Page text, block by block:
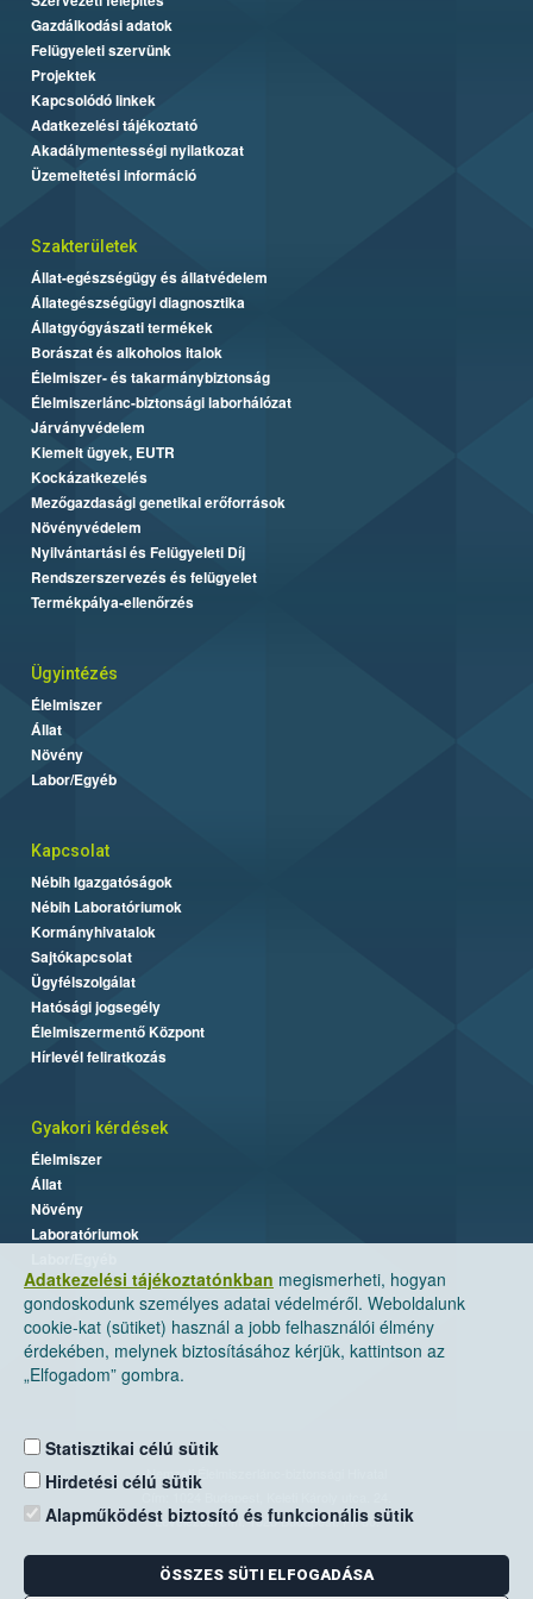
Adatkezelési tájékoztatónkban megismerheti, hogyan
gondoskodunk személyes adatai védelméről. Weboldalunk
cookie-kat (sütiket) használ a jobb felhasználói élmény
érdekében, melynek biztosításához kérjük, kattintson az
„Elfogadom” gombra.
Statisztikai célú sütik
Hirdetési célú sütik
Alapműködést biztosító és funkcionális sütik
ÖSSZES SÜTI ELFOGADÁSA
Gazdálkodási adatok
Felügyeleti szervünk
Projektek
Kapcsolódó linkek
Adatkezelési tájékoztató
Akadálymentességi nyilatkozat
Üzemeltetési információ
Szakterületek
Állat-egészségügy és állatvédelem
Állategészségügyi diagnosztika
Állatgyógyászati termékek
Borászat és alkoholos italok
Élelmiszer- és takarmánybiztonság
Élelmiszerlánc-biztonsági laborhálózat
Járványvédelem
Kiemelt ügyek, EUTR
Kockázatkezelés
Mezőgazdasági genetikai erőforrások
Növényvédelem
Nyilvántartási és Felügyeleti Díj
Rendszerszervezés és felügyelet
Termékpálya-ellenőrzés
Ügyintézés
Élelmiszer
Állat
Növény
Labor/Egyéb
Kapcsolat
Nébih Igazgatóságok
Nébih Laboratóriumok
Kormányhivatalok
Sajtókapcsolat
Ügyfélszolgálat
Hatósági jogsegély
Élelmiszermentő Központ
Hírlevél feliratkozás
Gyakori kérdések
Élelmiszer
Állat
Növény
Laboratóriumok
Nemzeti Élelmiszerlánc-biztonsági Hivatal
Levelezési cím: 1525 Budapest. Pf. 30.
E-mail:ugyfelszolgalat@nebih.gov.hu